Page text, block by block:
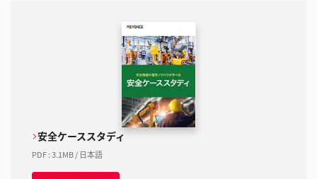
安全ケーススタディ
PDF:3.1MB/ 日本語